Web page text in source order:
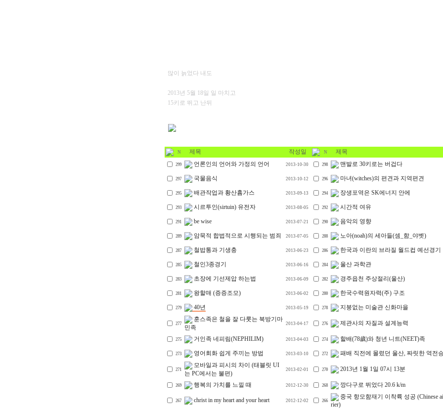
많이 늙었다 내도
2013년 5월 18일 일 마치고
15키로 뛰고 난뒤
N 제목 작성일 N 제목
299 언론인의 언어와 가정의 언어 2013-10-30 298 맨발로 30키로는 버겁다
297 국물음식 2013-10-12 296 마녀(witches)의 편견과 지역편견
295 배관작업과 황산흄가스 2013-09-13 294 장생포역은 SK에너지 안에
293 시르투인(sirtuin) 유전자 2013-08-05 292 시간적 여유
291 be wise 2013-07-21 290 음악의 영향
289 암묵적 합법적으로 시행되는 범죄 2013-07-05 288 노아(noah)의 세아들(셈_함_야벳)
287 철밥통과 기생충 2013-06-23 286 한국과 이란의 브라질 월드컵 예선경기
285 철인3종경기 2013-06-16 284 울산 과학관
283 초장에 기선제압 하는법 2013-06-09 282 경주읍천 주상절리(울산)
281 왕할매 (증증조모) 2013-06-02 280 한국수력원자력(주) 구조
279 40년 2013-05-19 278 지붕없는 미술관 신화마을
277
훈스족은 철을 잘 다룻는 북방기마
민족
2013-04-17 276 제관사의 자질과 설계능력
275 거인족 네피림(NEPHILIM) 2013-04-03 274 할배(78歲)와 청년 니트(NEET)족
273 영어회화 쉽게 주끼는 방법 2013-03-10 272 패배 직전에 몰렸던 울산, 짜릿한 역전승
271
모바일과 피시의 차이 (태블릿 UI
는 PC에서는 불편)
2013-02-01 270 2013년 1월 1일 07시 13분
269 행복의 가치를 느낄 때 2012-12-30 268 깡다구로 뛰었다 20.6 k/m
267 christ in my heart and your heart 2012-12-02 266
중국 항모함재기 이착륙 성공 (Chinese
rier)